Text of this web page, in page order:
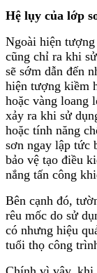
Hệ lụy của lớp
Ngoài hiện tượng
cũng chỉ ra khi
sẽ sớm dẫn đến
hiện tượng kiềm
hoặc vàng loang
xảy ra khi sử
hoặc tính năng
sơn ngay lập tức
bảo vệ tạo điều
nắng tấn công
Bên cạnh đó,
rêu mốc do sử
có nhưng hiệu
tuổi thọ công